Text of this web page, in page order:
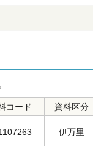
コード 資料区分
伊万里